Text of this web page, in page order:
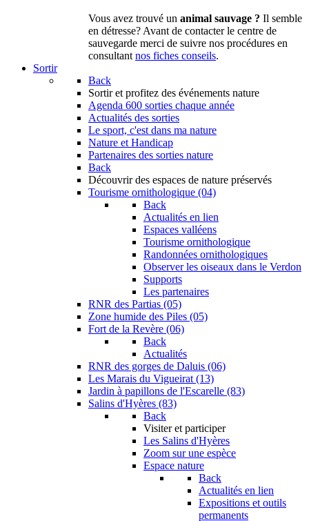
Vous avez trouvé un animal sauvage ? Il semble
en détresse? Avant de contacter le centre de
sauvegarde merci de suivre nos procédures en
consultant nos fiches conseils.
Sortir
Back
Sortir et profitez des événements nature
Agenda 600 sorties chaque année
Actualités des sorties
Le sport, c'est dans ma nature
Nature et Handicap
Partenaires des sorties nature
Back
Découvrir des espaces de nature préservés
Tourisme ornithologique (04)
Back
Actualités en lien
Espaces valléens
Tourisme ornithologique
Randonnées ornithologiques
Observer les oiseaux dans le Verdon
Supports
Les partenaires
RNR des Partias (05)
Zone humide des Piles (05)
Fort de la Revère (06)
Back
Actualités
RNR des gorges de Daluis (06)
Les Marais du Vigueirat (13)
Jardin à papillons de l'Escarelle (83)
Salins d'Hyères (83)
Back
Visiter et participer
Les Salins d'Hyères
Zoom sur une espèce
Espace nature
Back
Actualités en lien
Expositions et outils
permanents